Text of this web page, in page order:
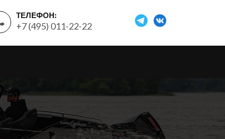
ТЕЛЕФОН:
+7 (495) 011-22-22